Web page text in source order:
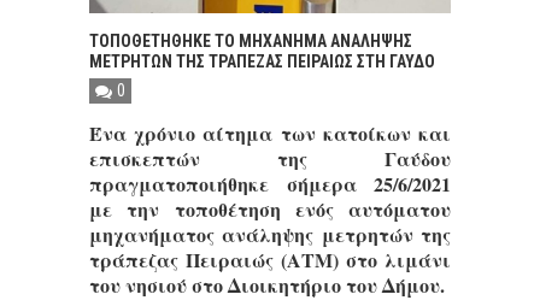
ΤΟΠΟΘΕΤΗΘΗΚΕ ΤΟ ΜΗΧΑΝΗΜΑ ΑΝΑΛΗΨΗΣ
ΜΕΤΡΗΤΩΝ ΤΗΣ ΤΡΑΠΕΖΑΣ ΠΕΙΡΑΙΩΣ ΣΤΗ ΓΑΥΔΟ
0
Ένα χρόνιο αίτημα των κατοίκων και
επισκεπτών της Γαύδου
πραγματοποιήθηκε σήμερα 25/6/2021
με την τοποθέτηση ενός αυτόματου
μηχανήματος ανάληψης μετρητών της
τράπεζας Πειραιώς (ΑΤΜ) στο λιμάνι
του νησιού στο Διοικητήριο του Δήμου.